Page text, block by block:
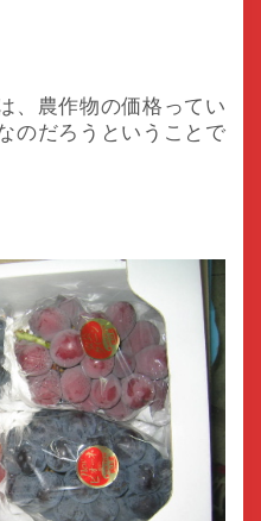
、農作物の価格ってい
のだろうということで